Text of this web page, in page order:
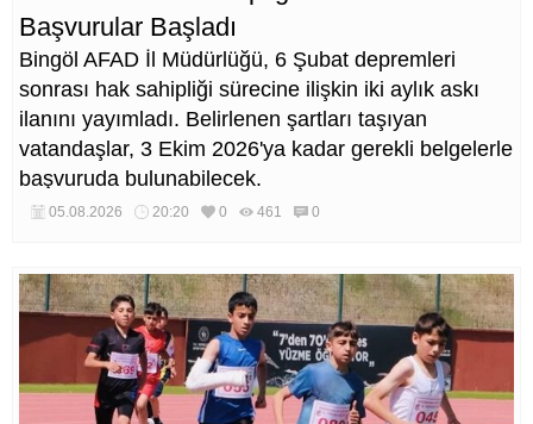
Başvurular Başladı
Bingöl AFAD İl Müdürlüğü, 6 Şubat depremleri
sonrası hak sahipliği sürecine ilişkin iki aylık askı
ilanını yayımladı. Belirlenen şartları taşıyan
vatandaşlar, 3 Ekim 2026'ya kadar gerekli belgelerle
başvuruda bulunabilecek.
05.08.2026 20:20 0 461 0